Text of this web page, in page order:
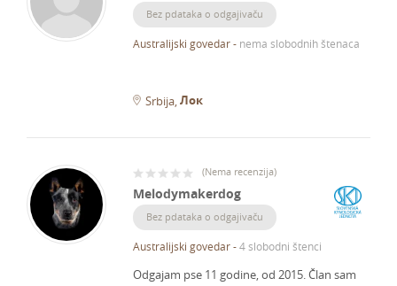
Bez pdataka o odgajivaču
Australijski govedar- nema slobodnih štenaca
Srbija Лок
(Nema recenzija)
Melodymakerdog
Bez pdataka o odgajivaču
Australijski govedar-4 slobodni štenci
Odgajam pse 11 godine, od 2015.Član sam